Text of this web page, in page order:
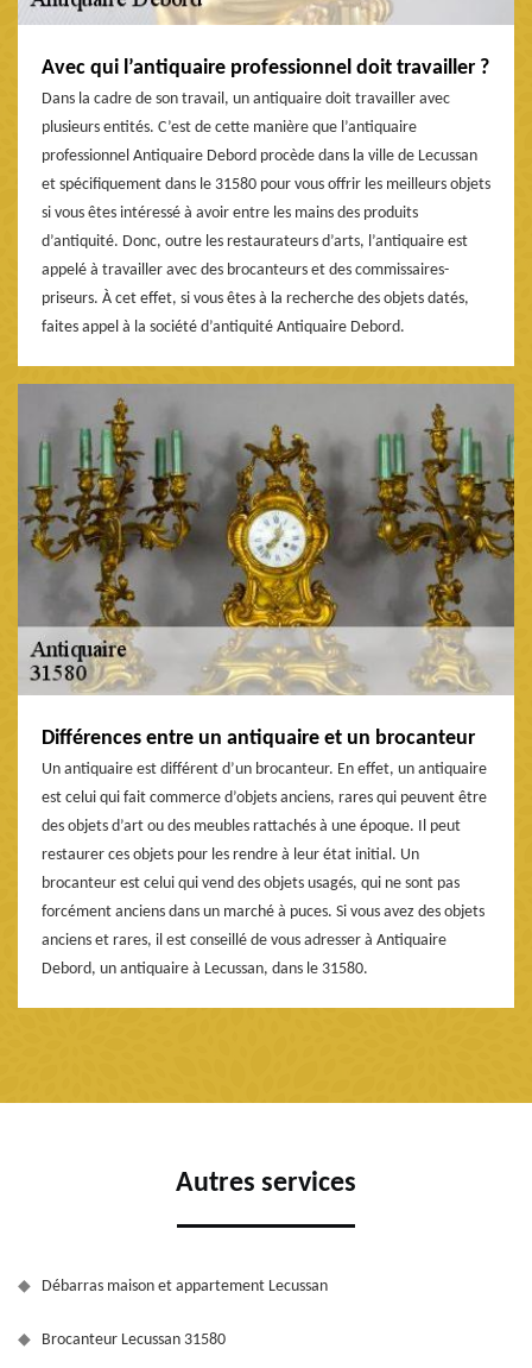
Avec qui l’antiquaire professionnel doit travailler ?
Dans la cadre de son travail, un antiquaire doit travailler avec
plusieurs entités. C’est de cette manière que l’antiquaire
professionnel Antiquaire Debord procède dans la ville de Lecussan
et spécifiquement dans le 31580 pour vous offrir les meilleurs objets
si vous êtes intéressé à avoir entre les mains des produits
d’antiquité. Donc, outre les restaurateurs d’arts, l’antiquaire est
appelé à travailler avec des brocanteurs et des commissaires-
priseurs. À cet effet, si vous êtes à la recherche des objets datés,
faites appel à la société d’antiquité Antiquaire Debord.
Différences entre un antiquaire et un brocanteur
Un antiquaire est différent d’un brocanteur. En effet, un antiquaire
est celui qui fait commerce d’objets anciens, rares qui peuvent être
des objets d’art ou des meubles rattachés à une époque. Il peut
restaurer ces objets pour les rendre à leur état initial. Un
brocanteur est celui qui vend des objets usagés, qui ne sont pas
forcément anciens dans un marché à puces. Si vous avez des objets
anciens et rares, il est conseillé de vous adresser à Antiquaire
Debord, un antiquaire à Lecussan, dans le 31580.
Autres services
Débarras maison et appartement Lecussan
Brocanteur Lecussan 31580